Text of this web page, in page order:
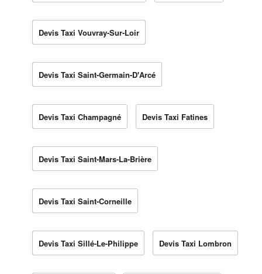
Devis Taxi Vouvray-Sur-Loir
Devis Taxi Saint-Germain-D'Arcé
Devis Taxi Champagné Devis Taxi Fatines
Devis Taxi Saint-Mars-La-Brière
Devis Taxi Saint-Corneille
Devis Taxi Sillé-Le-Philippe Devis Taxi Lombron